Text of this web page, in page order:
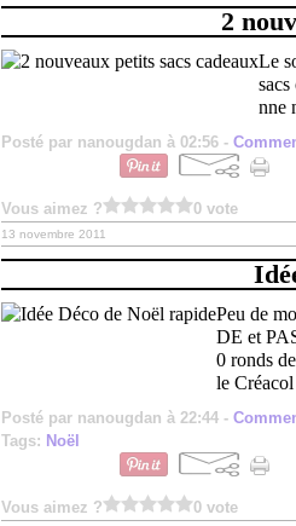
2
Le
nne
Posté par nanougdan à 02:56 -
Vous aimez ? 0 vote
13 novembre 2011
Peu de
DE et
0 ronds
le
Posté par nanougdan à 22:44 -
Tags: Noël
Vous aimez ? 0 vote